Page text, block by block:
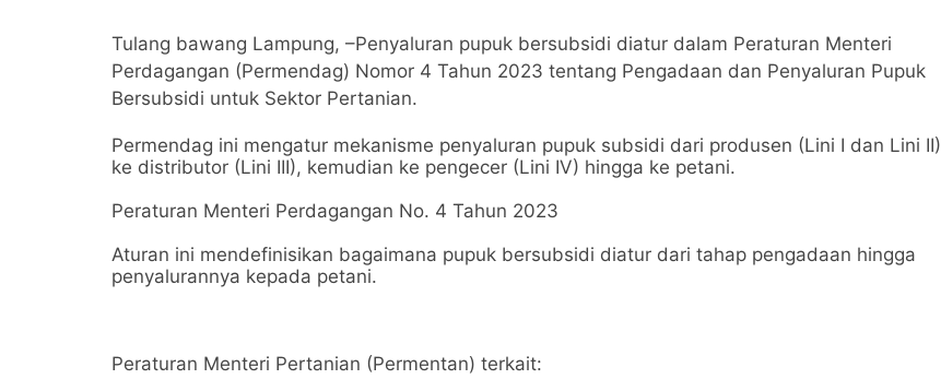
Tulang bawang Lampung, –Penyaluran pupuk bersubsidi diatur dalam Peraturan Menteri
Perdagangan (Permendag) Nomor 4 Tahun 2023 tentang Pengadaan dan Penyaluran Pupuk
Bersubsidi untuk Sektor Pertanian.
Permendag ini mengatur mekanisme penyaluran pupuk subsidi dari produsen (Lini I dan Lini II)
ke distributor (Lini III), kemudian ke pengecer (Lini IV) hingga ke petani.
Peraturan Menteri Perdagangan No. 4 Tahun 2023
Aturan ini mendefinisikan bagaimana pupuk bersubsidi diatur dari tahap pengadaan hingga
penyalurannya kepada petani.
Peraturan Menteri Pertanian (Permentan) terkait: